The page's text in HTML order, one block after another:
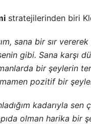
stratejilerinden biri
sana bir sır
gibi. Sana karşı
bir şeylerin
pozitif bir
kadarıyla
olman harika bir